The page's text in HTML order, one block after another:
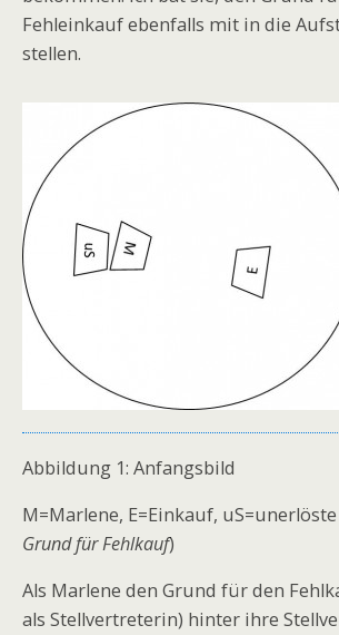
Fehleinkauf ebenfalls mit in die
stellen.
Abbildung 1: Anfangsbild
M=Marlene, E=Einkauf,
Grund für Fehlkauf)
Als Marlene den Grund für den
als Stellvertreterin) hinter ihre